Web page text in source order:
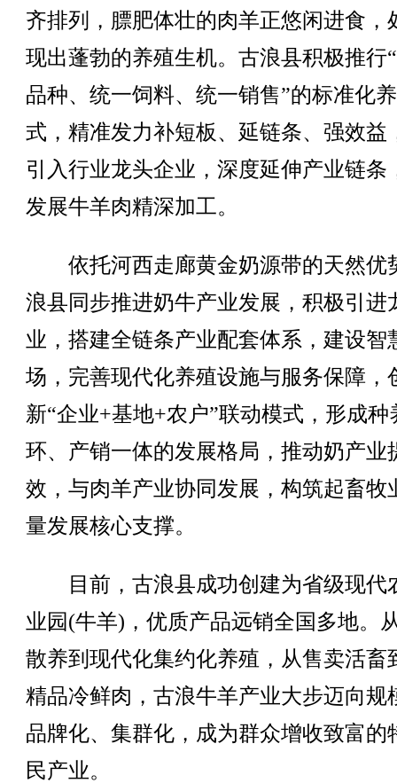
齐排列，膘肥体壮的肉羊正悠闲进食，
现出蓬勃的养殖生机。古浪县积极推行
品种、统一饲料、统一销售”的标准化
式，精准发力补短板、延链条、强效益
引入行业龙头企业，深度延伸产业链条
发展牛羊肉精深加工。
依托河西走廊黄金奶源带的天然优
浪县同步推进奶牛产业发展，积极引进
业，搭建全链条产业配套体系，建设智
场，完善现代化养殖设施与服务保障，
新“企业+基地+农户”联动模式，形成种
环、产销一体的发展格局，推动奶产业
效，与肉羊产业协同发展，构筑起畜牧
量发展核心支撑。
目前，古浪县成功创建为省级现代
业园(牛羊)，优质产品远销全国多地。
散养到现代化集约化养殖，从售卖活畜
精品冷鲜肉，古浪牛羊产业大步迈向规
品牌化、集群化，成为群众增收致富的
民产业。